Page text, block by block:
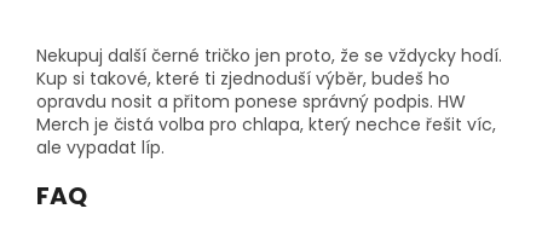
Nekupuj další černé tričko jen proto, že se vždycky hodí.
Kup si takové, které ti zjednoduší výběr, budeš ho
opravdu nosit a přitom ponese správný podpis. HW
Merch je čistá volba pro chlapa, který nechce řešit víc,
ale vypadat líp.
FAQ